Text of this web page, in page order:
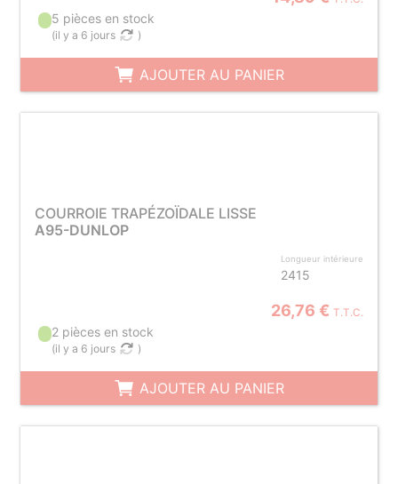
5 pièces en stock
(il y a 6 jours )
AJOUTER AU PANIER
COURROIE TRAPÉZOÏDALE LISSE
A95-DUNLOP
Longueur intérieure
2415
26,76 € T.T.C.
2 pièces en stock
(il y a 6 jours )
AJOUTER AU PANIER